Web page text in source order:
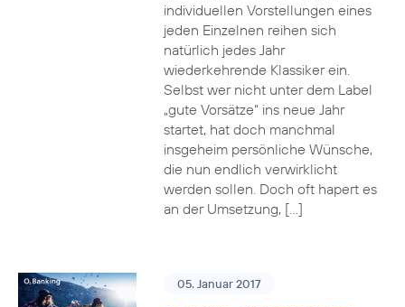
individuellen Vorstellungen eines
jeden Einzelnen reihen sich
natürlich jedes Jahr
wiederkehrende Klassiker ein.
Selbst wer nicht unter dem Label
„gute Vorsätze“ ins neue Jahr
startet, hat doch manchmal
insgeheim persönliche Wünsche,
die nun endlich verwirklicht
werden sollen. Doch oft hapert es
an der Umsetzung, […]
05. Januar 2017